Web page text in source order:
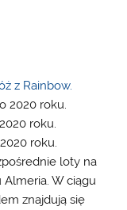
z Rainbow.
2020 roku.
roku.
roku.
loty na
W ciągu
znajdują się